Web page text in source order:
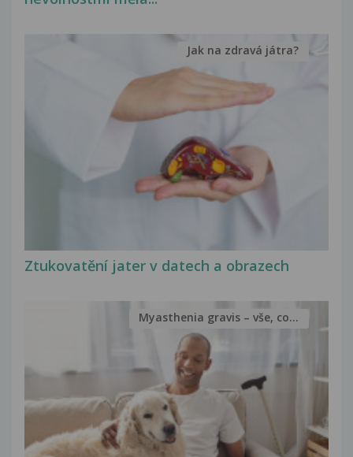
Ztukovatění jater v datech a obrazech
Jak na zdravá játra?
Myasthenia gravis – vše, co...